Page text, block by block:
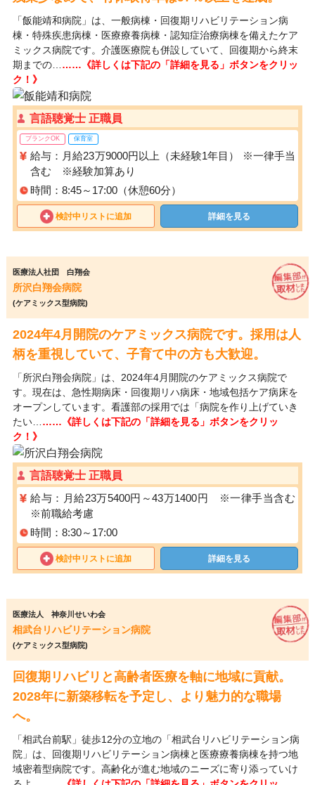
「飯能靖和病院」は、一般病棟・回復期リハビリテーション病
棟・特殊疾患病棟・医療療養病棟・認知症治療病棟を備えたケア
ミックス病院です。介護医療院も併設していて、回復期から終末
期までの… ……《詳しくは下記の「詳細を見る」ボタンをクリッ
ク！》
言語聴覚士 正職員
ブランクOK 保育室
給与：月給23万9000円以上（未経験1年目） ※一律手当
含む ※経験加算あり
時間：8:45～17:00（休憩60分）
検討中リストに追加 詳細を見る
医療法人社団 白翔会
所沢白翔会病院
(ケアミックス型病院)
2024年4月開院のケアミックス病院です。採用は人
柄を重視していて、子育て中の方も大歓迎。
「所沢白翔会病院」は、2024年4月開院のケアミックス病院で
す。現在は、急性期病床・回復期リハ病床・地域包括ケア病床を
オープンしています。看護部の採用では「病院を作り上げていき
たい… ……《詳しくは下記の「詳細を見る」ボタンをクリッ
ク！》
言語聴覚士 正職員
給与：月給23万5400円～43万1400円 ※一律手当含む
※前職給考慮
時間：8:30～17:00
検討中リストに追加 詳細を見る
医療法人 神奈川せいわ会
相武台リハビリテーション病院
(ケアミックス型病院)
回復期リハビリと高齢者医療を軸に地域に貢献。
2028年に新築移転を予定し、より魅力的な職場
へ。
「相武台前駅」徒歩12分の立地の「相武台リハビリテーション病
院」は、回復期リハビリテーション病棟と医療療養病棟を持つ地
域密着型病院です。高齢化が進む地域のニーズに寄り添っていけ